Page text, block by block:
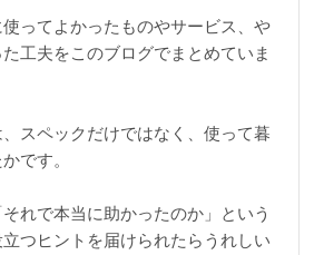
ってよかったものやサービス、や
工夫をこのブログでまとめていま
スペックだけではなく、使って暮
です。
れで本当に助かったのか」という
つヒントを届けられたらうれしい